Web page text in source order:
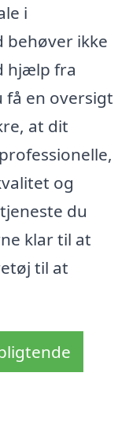
i
behøver ikke
hjælp fra
få en oversigt
at dit
og
du
klar til at
til at